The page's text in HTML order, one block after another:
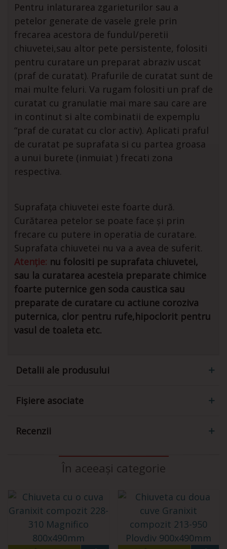
Pentru inlaturarea zgarieturilor sau a
petelor generate de vasele grele prin
frecarea acestora de fundul/peretii
chiuvetei,sau altor pete persistente, folositi
pentru curatare un preparat abraziv uscat
(praf de curatat). Prafurile de curatat sunt de
mai multe feluri. Va rugam folositi un praf de
curatat cu granulatie mai mare sau care are
in continut si alte combinatii de expemplu
“praf de curatat cu clor activ). Aplicati praful
de curatat pe suprafata si cu partea groasa
a unui burete (inmuiat ) frecati zona
respectiva.
Suprafața chiuvetei este foarte dură.
Curătarea petelor se poate face și prin
frecare cu putere in operatia de curatare.
Suprafata chiuvetei nu va a avea de suferit.
Atenție: nu folositi pe suprafata chiuvetei,
sau la curatarea acesteia preparate chimice
foarte puternice gen soda caustica sau
preparate de curatare cu actiune coroziva
puternica, clor pentru rufe,hipoclorit pentru
vasul de toaleta etc.
Detalii ale produsului
Fișiere asociate
Recenzii
În aceeași categorie